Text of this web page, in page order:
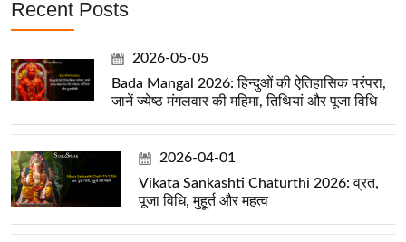
Recent Posts
2026-05-05
Bada Mangal 2026: हिन्दुओं की ऐतिहासिक परंपरा,
जानें ज्येष्ठ मंगलवार की महिमा, तिथियां और पूजा विधि
2026-04-01
Vikata Sankashti Chaturthi 2026: व्रत,
पूजा विधि, मुहूर्त और महत्व